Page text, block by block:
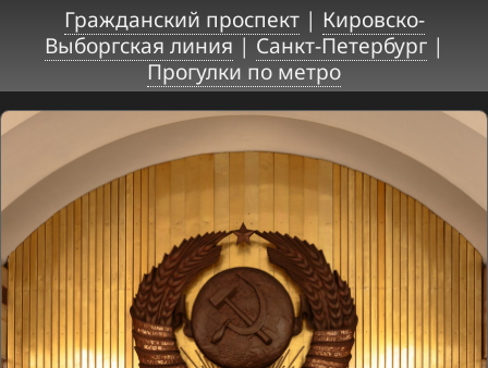
Гражданский проспект| Кировско-
Выборгская линия|Санкт-Петербург|
Прогулки по метро